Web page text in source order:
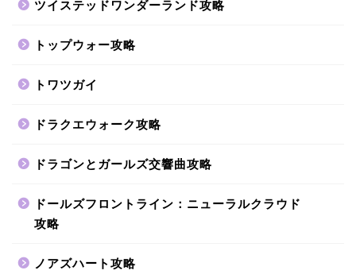
ツイステッドワンダーランド攻略
トップウォー攻略
トワツガイ
ドラクエウォーク攻略
ドラゴンとガールズ交響曲攻略
ドールズフロントライン：ニューラルクラウド
攻略
ノアズハート攻略